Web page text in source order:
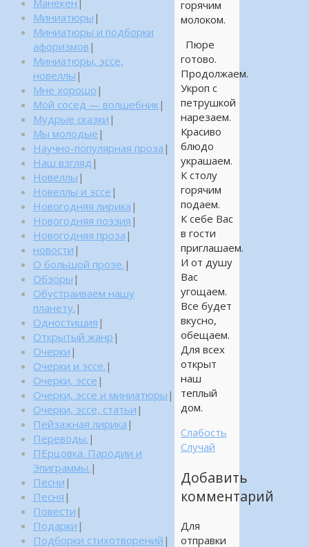
горячим
молоком.
Пюре
готово.
Продолжаем.
Укроп с
петрушкой
нарезаем.
Красиво
блюдо
украшаем.
К столу
горячим
подаем.
К себе Вас
в гости
приглашаем.
И от душу
Вас
угощаем.
Все будет
вкусно,
обещаем.
Для всех
открыт
наш
теплый
дом.
Слабость
Случай
Добавить
комментарий
Для
отправки
Манекен |
Миниатюры |
Миниатюры и подборки
афоризмов |
Миниатюры, эссе,
новеллы |
Мне хорошо |
Мой сосед — волшебник|
Мудрые сказки |
Мы молодые |
Научно-популярная проза |
Наш взгляд |
Новеллы |
Новеллы и эссе |
Новогодняя лирика |
Новогодняя поэзия |
Новогодняя проза |
новости |
О большой прозе. |
Обзоры |
Обустраиваем нашу
планету. |
Одностишия |
Открытый жанр |
Очерки |
Очерки и эссе. |
Очерки, эссе |
Очерки, эссе и миниатюры |
Очерки, эссе, статьи |
Пейзажная лирика |
Переводы. |
ПЕрцовка. Пародии и
Эпиграммы. |
Песни |
Песня |
Повести |
Подарки |
Подборки стихотворений |